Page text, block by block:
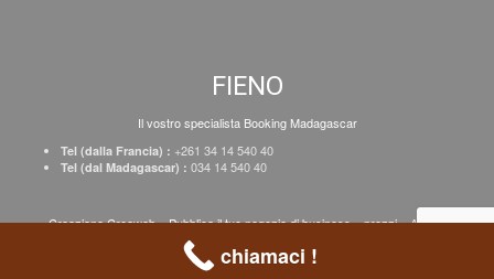
FIENO
Il vostro specialista Booking Madagascar
Tel (dalla Francia) : +261 34 14 540 40
Tel (dal Madagascar) : 034 14 540 40
Creazione Creaweb–Pubblica il tuo negozio di business–prezzi–Avviso
chiamaci !